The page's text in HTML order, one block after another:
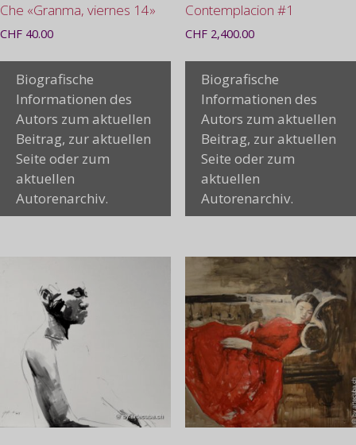
Che «Granma, viernes 14»
CHF 40.00
Biografische
Informationen des
Autors zum aktuellen
Beitrag, zur aktuellen
Seite oder zum
aktuellen
Autorenarchiv.
Contemplacion #1
CHF2,400.00
Biografische
Informationen des
Autors zum aktuellen
Beitrag, zur aktuellen
Seite oder zum
aktuellen
Autorenarchiv.